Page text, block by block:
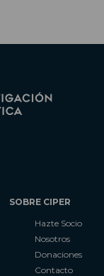
SOBRE CIPER
Hazte Socio
Nosotros
Donaciones
Contacto